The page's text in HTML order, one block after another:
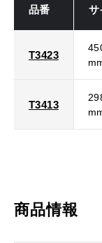
品番 サ
T3423
T3413
商品情報